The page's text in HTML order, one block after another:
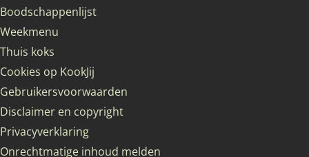
Boodschappenlijst
Weekmenu
Thuis koks
Cookies op KookJij
Gebruikersvoorwaarden
Disclaimer en copyright
Privacyverklaring
Onrechtmatige inhoud melden